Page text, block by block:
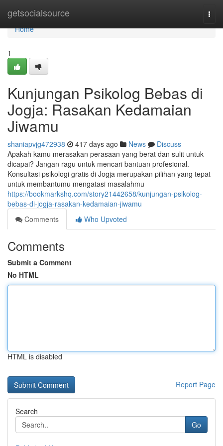
getsocialsource
Home
Home
1
Kunjungan Psikolog Bebas di
Jogja: Rasakan Kedamaian
Jiwamu
shaniapvjg472938 417 days ago News
Discuss
Apakah kamu merasakan perasaan yang berat dan sulit untuk
dicapai? Jangan ragu untuk mencari bantuan profesional.
Konsultasi psikologi gratis di Jogja merupakan pilihan yang tepat
untuk membantumu mengatasi masalahmu
https://bookmarkshq.com/story21442658/kunjungan-psikolog-
bebas-di-jogja-rasakan-kedamaian-jiwamu
Comments
Who Upvoted
Comments
Submit a Comment
No HTML
HTML is disabled
Report Page
Search
Go